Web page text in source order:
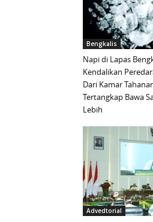
Bengkalis
Napi di Lapas
Kendalikan
Dari Kamar
Tertangkap Bawa
Lebih
Advedtorial